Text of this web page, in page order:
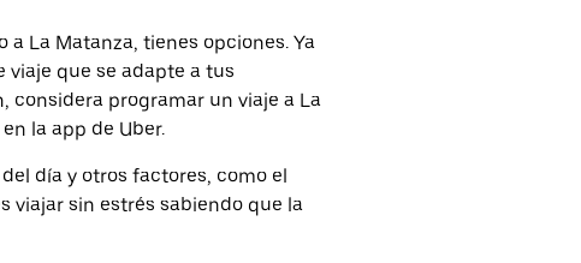
La Matanza, tienes opciones. Ya
viaje que se adapte a tus
considera programar un viaje a La
la app de Uber.
día y otros factores, como el
viajar sin estrés sabiendo que la